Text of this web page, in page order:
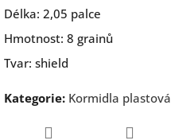
Délka: 2,05 palce
Hmotnost: 8 grainů
Tvar: shield
Kategorie: Kormidla plastová